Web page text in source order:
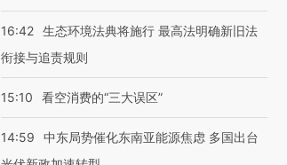
16:42 生态环境法典将施行 最高法明确新旧法
衔接与追责规则
15:10 看空消费的“三大误区”
14:59
中东局势催化东南亚能源焦虑 多国出台